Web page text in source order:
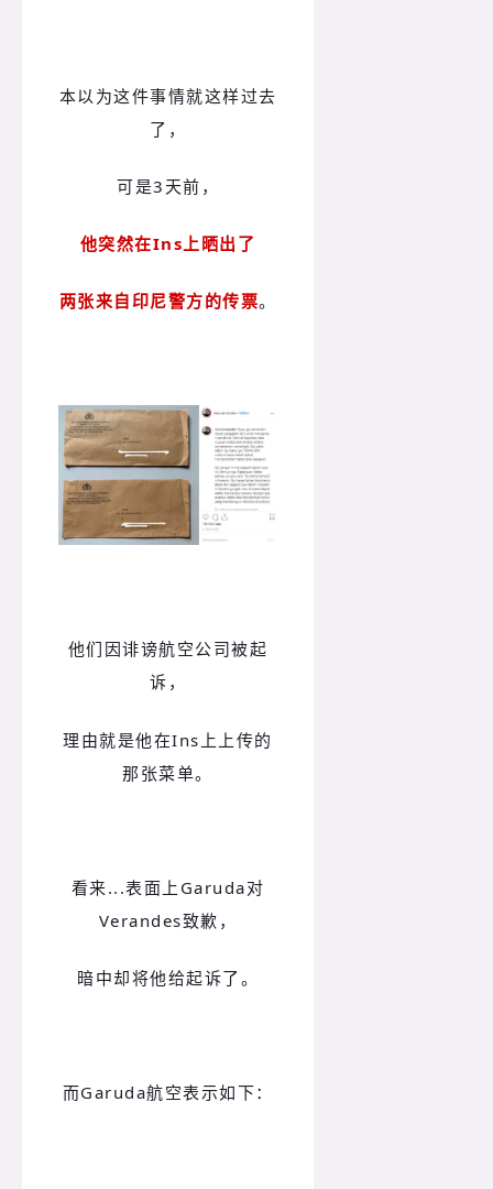
本以为这件事情就这样过去
了，
可是3天前，
他突然在Ins上晒出了
两张来自印尼警方的传票。
他们因诽谤航空公司被起
诉，
理由就是他在Ins上上传的
那张菜单。
看来...表面上Garuda对
Verandes致歉，
暗中却将他给起诉了。
而Garuda航空表示如下：